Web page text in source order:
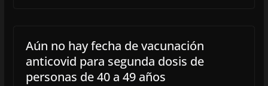
Aún no hay fecha de vacunación
anticovid para segunda dosis de
personas de 40 a 49 años